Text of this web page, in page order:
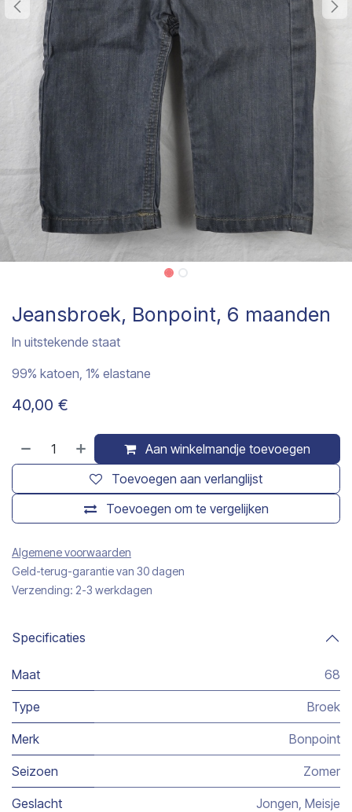
Jeansbroek, Bonpoint, 6 maanden
In uitstekende staat
99% katoen, 1% elastane
40,00 €
Aan winkelmandje toevoegen
Toevoegen om te vergelijken
Toevoegen aan verlanglijst
Algemene voorwaarden
Geld-terug-garantie van 30 dagen
Verzending: 2-3 werkdagen
Specificaties
Maat 68
Type Broek
Merk Bonpoint
Seizoen Zomer
Geslacht Jongen Meisje